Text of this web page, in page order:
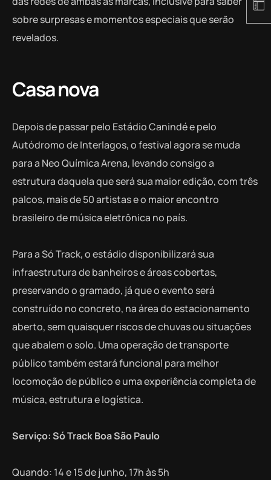
sobre surpresas e momentos especiais que serão
revelados.
Casa nova
Depois de passar pelo Estádio Canindé e pelo
Autódromo de Interlagos, o festival agora se muda
para a Neo Química Arena, levando consigo a
estrutura daquela que será sua maior edição, com três
palcos, mais de 50 artistas e o maior encontro
brasileiro de música eletrônica no país.
Para a Só Track, o estádio disponibilizará sua
infraestrutura de banheiros e áreas cobertas,
preservando o gramado, já que o evento será
construído no concreto, na área do estacionamento
aberto, sem quaisquer riscos de chuvas ou situações
que abalem o solo. Uma operação de transporte
público também estará funcional para melhor
locomoção de público e uma experiência completa de
música, estrutura e logística.
Serviço: Só Track Boa São Paulo
Quando: 14 e 15 de junho, 17h às 5h